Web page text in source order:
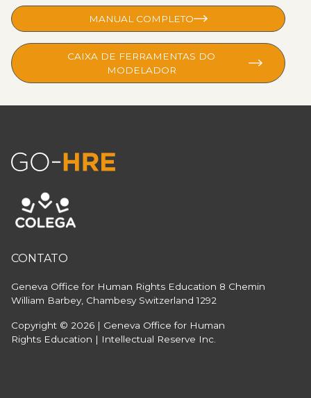
MANUAL COMPLETO
CAIXA DE FERRAMENTAS DO
MODELADOR
CONTATO
Geneva Office for Human Rights Education 8 Chemin
William Barbey, ChambesySwitzerland 1292
Copyright © 2026 | Geneva Office for Human
Rights Education | Intellectual Reserve Inc.